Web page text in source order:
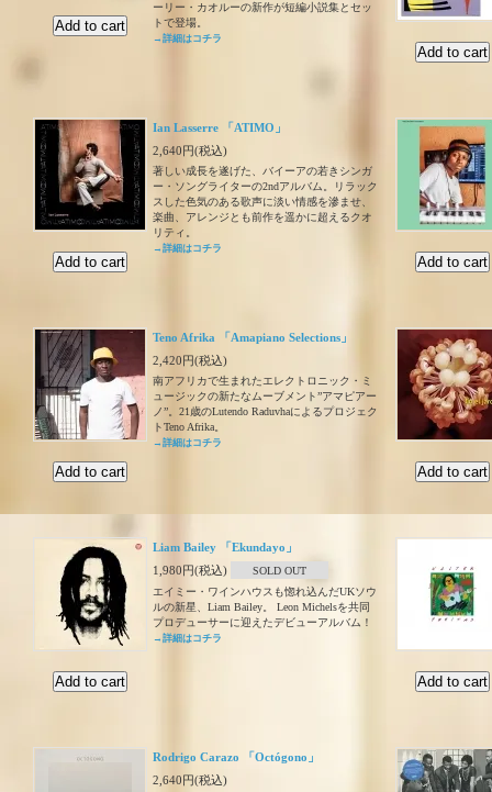
ーリー・カオルーの新作が短編小説集とセッ
トで登場。
→詳細はコチラ
Ian Lasserre 「ATIMO」
2,640円(税込)
著しい成長を遂げた、バイーアの若きシンガ
ー・ソングライターの2ndアルバム。リラック
スした色気のある歌声に淡い情感を滲ませ、
楽曲、アレンジとも前作を遥かに超えるクオ
リティ。
→詳細はコチラ
Teno Afrika 「Amapiano Selections」
2,420円(税込)
南アフリカで生まれたエレクトロニック・ミ
ュージックの新たなムーブメント”アマピアー
ノ”。21歳のLutendo Raduvhaによるプロジェク
トTeno Afrika。
→詳細はコチラ
Liam Bailey 「Ekundayo」
1,980円(税込)
SOLD OUT
エイミー・ワインハウスも惚れ込んだUKソウ
ルの新星、Liam Bailey。 Leon Michelsを共同
プロデューサーに迎えたデビューアルバム！
→詳細はコチラ
Rodrigo Carazo 「Octógono」
2,640円(税込)